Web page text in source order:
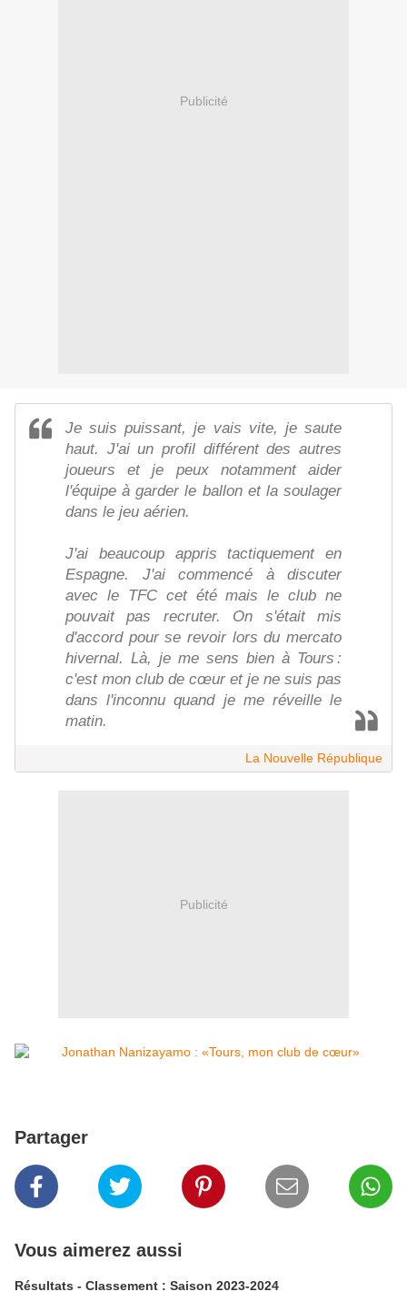
Publicité
Je suis puissant, je vais vite, je saute
haut. J'ai un profil différent des autres
joueurs et je peux notamment aider
l'équipe à garder le ballon et la soulager
dans le jeu aérien.
J'ai beaucoup appris tactiquement en
Espagne. J'ai commencé à discuter
avec le TFC cet été mais le club ne
pouvait pas recruter. On s'était mis
d'accord pour se revoir lors du mercato
hivernal. Là, je me sens bien à Tours :
c'est mon club de cœur et je ne suis pas
dans l'inconnu quand je me réveille le
matin.
La Nouvelle République
Publicité
Partager
Vous aimerez aussi
Résultats - Classement : Saison 2023-2024